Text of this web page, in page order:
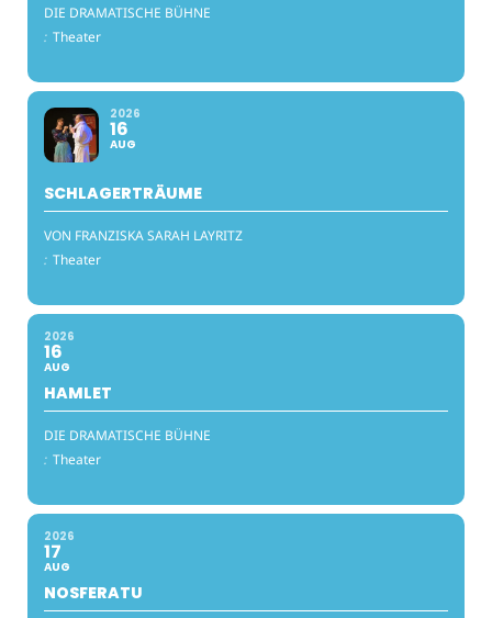
DIE DRAMATISCHE BÜHNE
: Theater
2026
16
AUG
SCHLAGERTRÄUME
VON FRANZISKA SARAH LAYRITZ
: Theater
2026
16
AUG
HAMLET
DIE DRAMATISCHE BÜHNE
: Theater
2026
17
AUG
NOSFERATU